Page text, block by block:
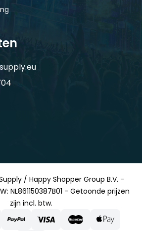
/ Happy Shopper Group B.V. -
NL861150387B01 - Getoonde prijzen
zijn incl. btw.